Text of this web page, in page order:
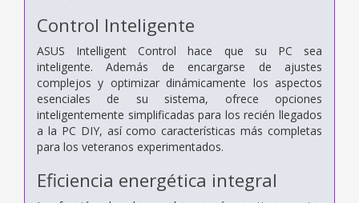
Control Inteligente
ASUS Intelligent Control hace que su PC sea
inteligente. Además de encargarse de ajustes
complejos y optimizar dinámicamente los aspectos
esenciales de su sistema, ofrece opciones
inteligentemente simplificadas para los recién llegados
a la PC DIY, así como características más completas
para los veteranos experimentados.
Eficiencia energética integral